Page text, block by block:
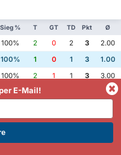
Sieg % T GT TD Pkt Ø
100% 2 0 2 3
2.00
100% 1 0 1 3
1.00
100% 2 1 1 3
3.00
100% 2
3.00
0% 1 1 0 1
2.00
0% 1 1 0 1
2.00
SIE JETZT.
E-Mail!